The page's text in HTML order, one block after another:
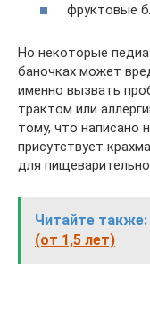
фруктовые
Но некоторые
баночках может
именно вызвать
трактом или
тому, что написано
присутствует
для
Читайте также:
(от 1,5 лет)